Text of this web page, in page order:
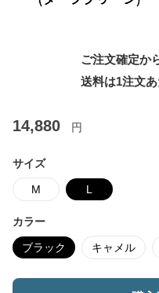
ご注文確定か
送料は1注文あ
14,880 円
サイズ
M L
カラー
ブラック キャメル